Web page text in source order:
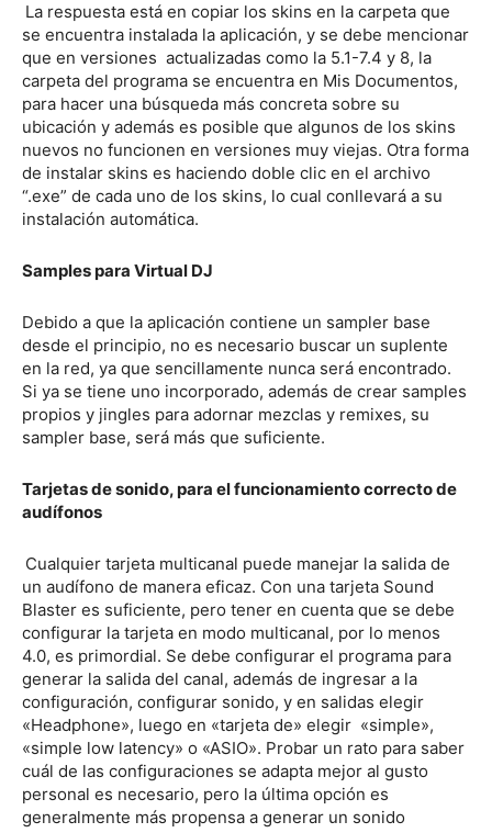
La respuesta está en copiar los skins en la carpeta que
se encuentra instalada la aplicación, y se debe mencionar
que en versiones actualizadas como la 5.1-7.4 y 8, la
carpeta del programa se encuentra en Mis Documentos,
para hacer una búsqueda más concreta sobre su
ubicación y además es posible que algunos de los skins
nuevos no funcionen en versiones muy viejas. Otra forma
de instalar skins es haciendo doble clic en el archivo
“.exe” de cada uno de los skins, lo cual conllevará a su
instalación automática.
Samples para Virtual DJ
Debido a que la aplicación contiene un sampler base
desde el principio, no es necesario buscar un suplente
en la red, ya que sencillamente nunca será encontrado.
Si ya se tiene uno incorporado, además de crear samples
propios y jingles para adornar mezclas y remixes, su
sampler base, será más que suficiente.
Tarjetas de sonido, para el funcionamiento correcto de
audífonos
Cualquier tarjeta multicanal puede manejar la salida de
un audífono de manera eficaz. Con una tarjeta Sound
Blaster es suficiente, pero tener en cuenta que se debe
configurar la tarjeta en modo multicanal, por lo menos
4.0, es primordial. Se debe configurar el programa para
generar la salida del canal, además de ingresar a la
configuración, configurar sonido, y en salidas elegir
«Headphone», luego en «tarjeta de» elegir «simple»,
«simple low latency» o «ASIO». Probar un rato para saber
cuál de las configuraciones se adapta mejor al gusto
personal es necesario, pero la última opción es
generalmente más propensa a generar un sonido